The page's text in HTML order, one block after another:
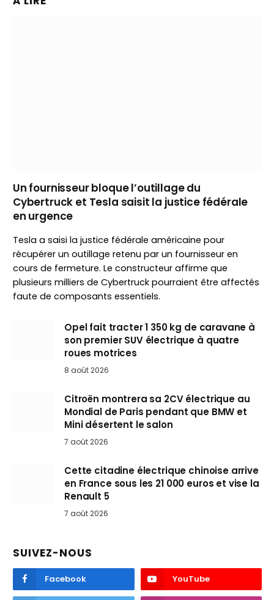
Un fournisseur bloque l’outillage du
Cybertruck et Tesla saisit la justice fédérale
en urgence
Tesla a saisi la justice fédérale américaine pour
récupérer un outillage retenu par un fournisseur en
cours de fermeture. Le constructeur affirme que
plusieurs milliers de Cybertruck pourraient être affectés
faute de composants essentiels.
Opel fait tracter 1 350 kg de caravane à
son premier SUV électrique à quatre
roues motrices
8 août 2026
Citroën montrera sa 2CV électrique au
Mondial de Paris pendant que BMW et
Mini désertent le salon
7 août 2026
Cette citadine électrique chinoise arrive
en France sous les 21 000 euros et vise la
Renault 5
7 août 2026
SUIVEZ-NOUS
Facebook YouTube